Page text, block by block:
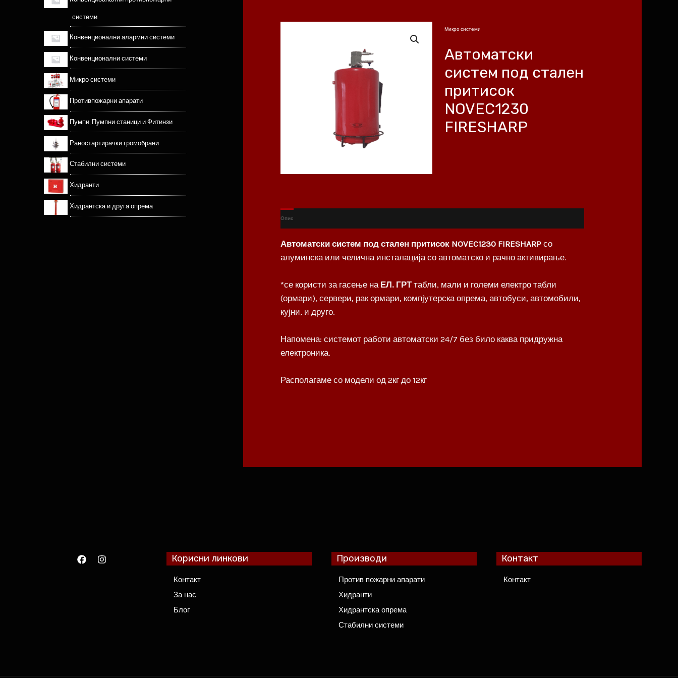
системи
Конвенционални алармни системи
Конвенционални системи
Микро системи
Противпожарни апарати
Пумпи, Пумпни станици и Фитинзи
Раностартирачки громобрани
Стабилни системи
Хидранти
Хидрантска и друга опрема
Микро системи
Автоматски
систем под стален
притисок
NOVEC1230
FIRESHARP
Опис
Автоматски систем под стален притисок NOVEC1230 FIRESHARPсо
алуминска или челична инсталација со автоматско и рачно активирање.
*се користи за гасење на ЕЛ. ГРТтабли, мали и големи електро табли
(ормари), сервери, рак ормари, компјутерска опрема, автобуси, автомобили,
кујни, и друго.
Напомена: системот работи автоматски 24/7 без било каква придружна
електроника.
Располагаме со модели од 2кг до 12кг
Корисни линкови
Контакт
За нас
Блог
Производи
Против пожарни апарати
Хидранти
Хидрантска опрема
Стабилни системи
Контакт
Контакт